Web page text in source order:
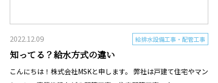
2022.12.09 給排水設備工事・配管工事
知ってる？給水方式の違い
こんにちは！株式会社MSKと申します。 弊社は戸建て住宅やマン